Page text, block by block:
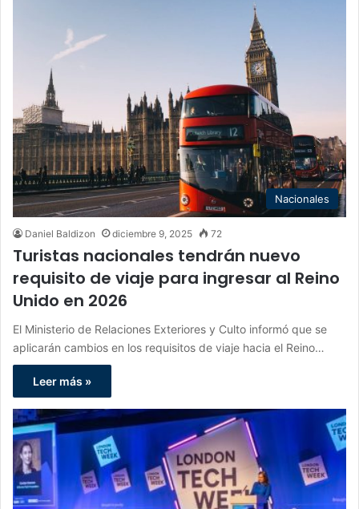
Nacionales
Daniel Baldizon diciembre 9, 2025 72
Turistas nacionales tendrán nuevo
requisito de viaje para ingresar al Reino
Unido en 2026
El Ministerio de Relaciones Exteriores y Culto informó que se
aplicarán cambios en los requisitos de viaje hacia el Reino…
Leer más »